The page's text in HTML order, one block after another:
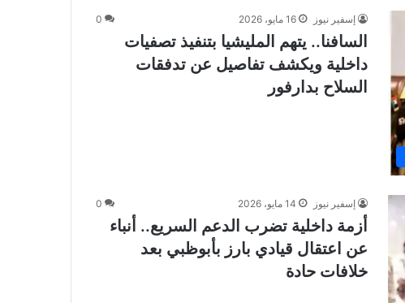
إسفير نيوز 16 مايو، 2026 0
السافنا.. يتهم المليشيا بتنفيذ تصفيات
داخلية ويكشف تفاصيل عن تدفقات
السلاح بدارفور
إسفير نيوز 14 مايو، 2026 0
أزمة داخلية تضرب الدعم السريع.. أنباء
عن اعتقال قيادي بارز بأبوظبي بعد
خلافات حادة